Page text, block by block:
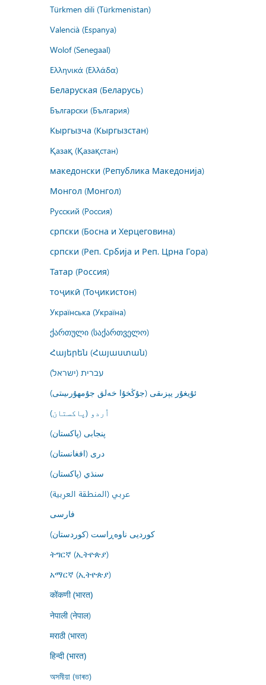
Türkmen dili (Türkmenistan)
Valencià (Espanya)
Wolof (Senegaal)
Ελληνικά (Ελλάδα)
Беларуская (Беларусь)
Български (България)
Кыргызча (Кыргызстан)
Қазақ (Қазақстан)
македонски (Република Македонија)
Монгол (Монгол)
Русский (Россия)
српски (Босна и Херцеговина)
српски (Реп. Србија и Реп. Црна Гора)
Татар (Россия)
тоҷикӣ (Тоҷикистон)
Українська (Україна)
ქართული (საქართველო)
Հայերեն (Հայաստան)
עברית (ישראל)
ئۇيغۇر يېزىقى (جۇڭخۇا خەلق جۇمھۇرىيىتى)
اُردو (پاکستان)
پنجابی (پاکستان)
درى (افغانستان)
سنڌي (پاکستان)
عربي (المنطقة العربية)
فارسى
کوردیی ناوەڕاست (کوردستان)
ትግርኛ (ኢትዮጵያ)
አማርኛ (ኢትዮጵያ)
कोंकणी (भारत)
नेपाली (नेपाल)
मराठी (भारत)
हिन्दी (भारत)
অসমীয়া (ভাৰত)